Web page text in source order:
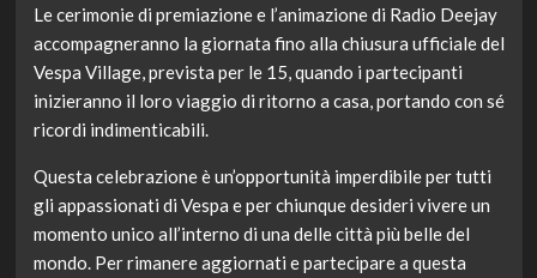
Le cerimonie di premiazione e l’animazione di Radio Deejay
accompagneranno la giornata fino alla chiusura ufficiale del
Vespa Village, prevista per le 15, quando i partecipanti
inizieranno il loro viaggio di ritorno a casa, portando con sé
ricordi indimenticabili.
Questa celebrazione è un’opportunità imperdibile per tutti
gli appassionati di Vespa e per chiunque desideri vivere un
momento unico all’interno di una delle città più belle del
mondo. Per rimanere aggiornati e partecipare a questa